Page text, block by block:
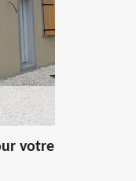
votre